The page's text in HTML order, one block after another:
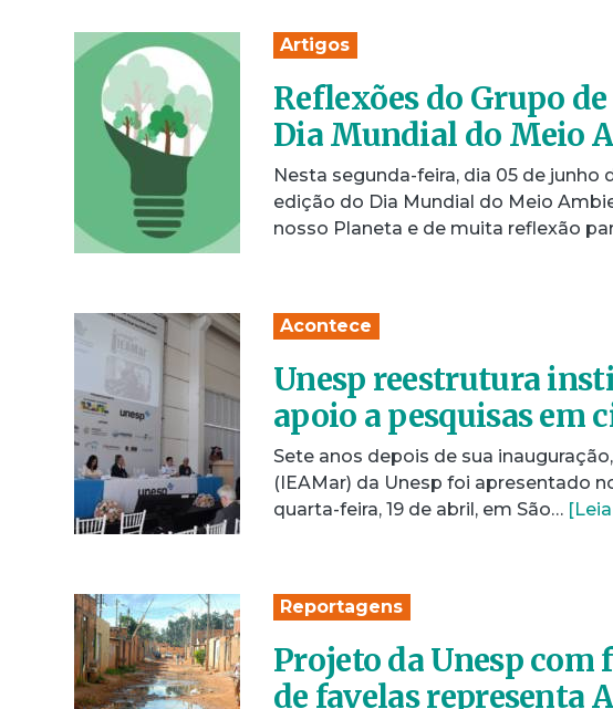
Artigos
Reflexões do Grupo
Dia Mundial do Meio
Nesta segunda-feira, dia 05 de
edição do Dia Mundial do Meio
nosso Planeta e de muita reflexão
Acontece
Unesp reestrutura
apoio a pesquisas em
Sete anos depois de sua
(IEAMar) da Unesp foi apresentado
quarta-feira, 19 de abril, em São…
Reportagens
Projeto da Unesp com
de favelas representa